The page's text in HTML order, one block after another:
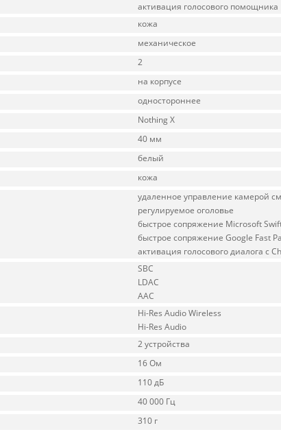
активация голосового помощника
кожа
механическое
2
на корпусе
одностороннее
Nothing X
40 мм
белый
кожа
удаленное управление камерой
регулируемое оголовье
быстрое сопряжение Microsoft
быстрое сопряжение Google Fast
активация голосового диалога с
SBC
LDAC
AAC
Hi-Res Audio Wireless
Hi-Res Audio
2 устройства
16 Ом
110 дБ
40 000 Гц
310 г